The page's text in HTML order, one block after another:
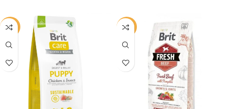
-35% -35%